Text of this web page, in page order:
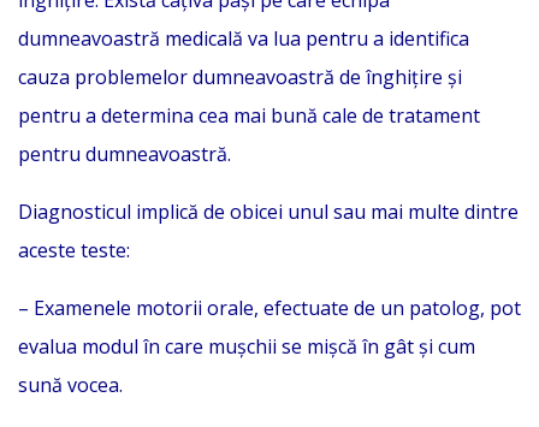
dumneavoastră medicală va lua pentru a identifica
cauza problemelor dumneavoastră de înghițire și
pentru a determina cea mai bună cale de tratament
pentru dumneavoastră.
Diagnosticul implică de obicei unul sau mai multe dintre
aceste teste:
– Examenele motorii orale, efectuate de un patolog, pot
evalua modul în care mușchii se mișcă în gât și cum
sună vocea.